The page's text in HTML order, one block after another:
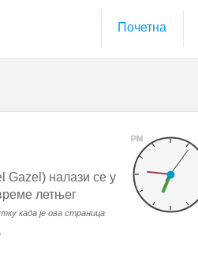
Почетна
PM
Gazel) налази се у
летњег
када је ова страница